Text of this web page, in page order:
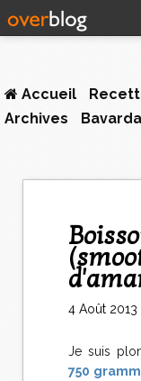
Accueil
Archives
Boisson fraîche et saine
4 Août 2013
Je suis
750